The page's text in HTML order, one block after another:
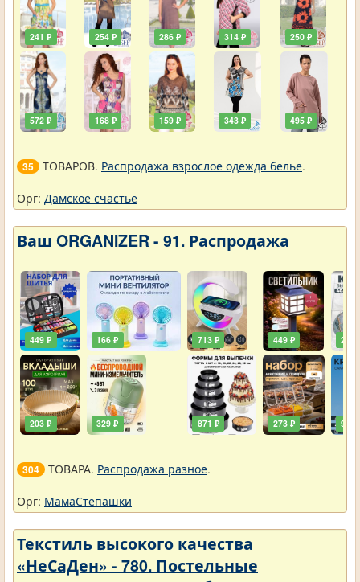
241 ₽
572 ₽
254 ₽
168 ₽
286 ₽
159 ₽
314 ₽
343 ₽
250 ₽
495 ₽
35 ТОВАРОВ. Распродажа взрослое одежда белье.
Орг: Дамское счастье
Ваш ORGANIZER - 91. Распродажа
449 ₽
203 ₽
166 ₽
329 ₽
713 ₽
871 ₽
449 ₽
273 ₽
203
90 ₽
304 ТОВАРА. Распродажа разное.
Орг: МамаСтепашки
Текстиль высокого качества
«НеСаДен» - 780. Постельные